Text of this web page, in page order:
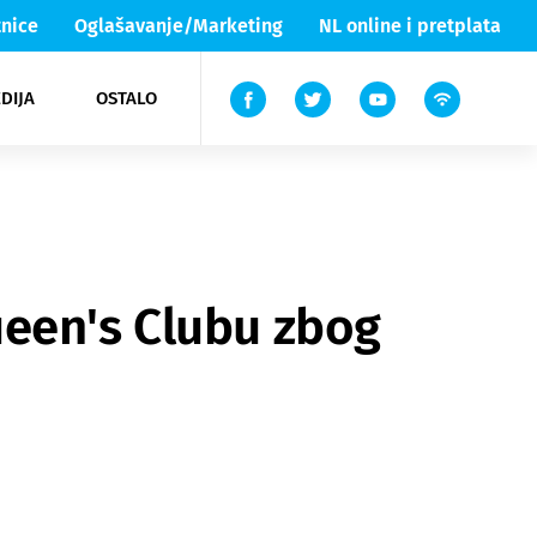
Oglašavanje/Marketing NL online i pretplata
OSTALO
Lika & Senj
TV
Clubu zbog